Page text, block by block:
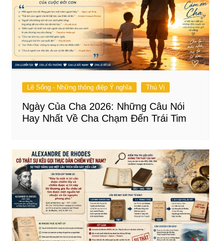
Lẽ Sống - Những thông điệp Ý nghĩa Thú Vị
Ngày Của Cha 2026: Những Câu Nói
Hay Nhất Về Cha Chạm Đến Trái Tim